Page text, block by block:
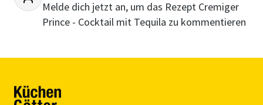
Melde dich jetzt an, um das Rezept Cremiger
Prince - Cocktail mit Tequila zu kommentieren